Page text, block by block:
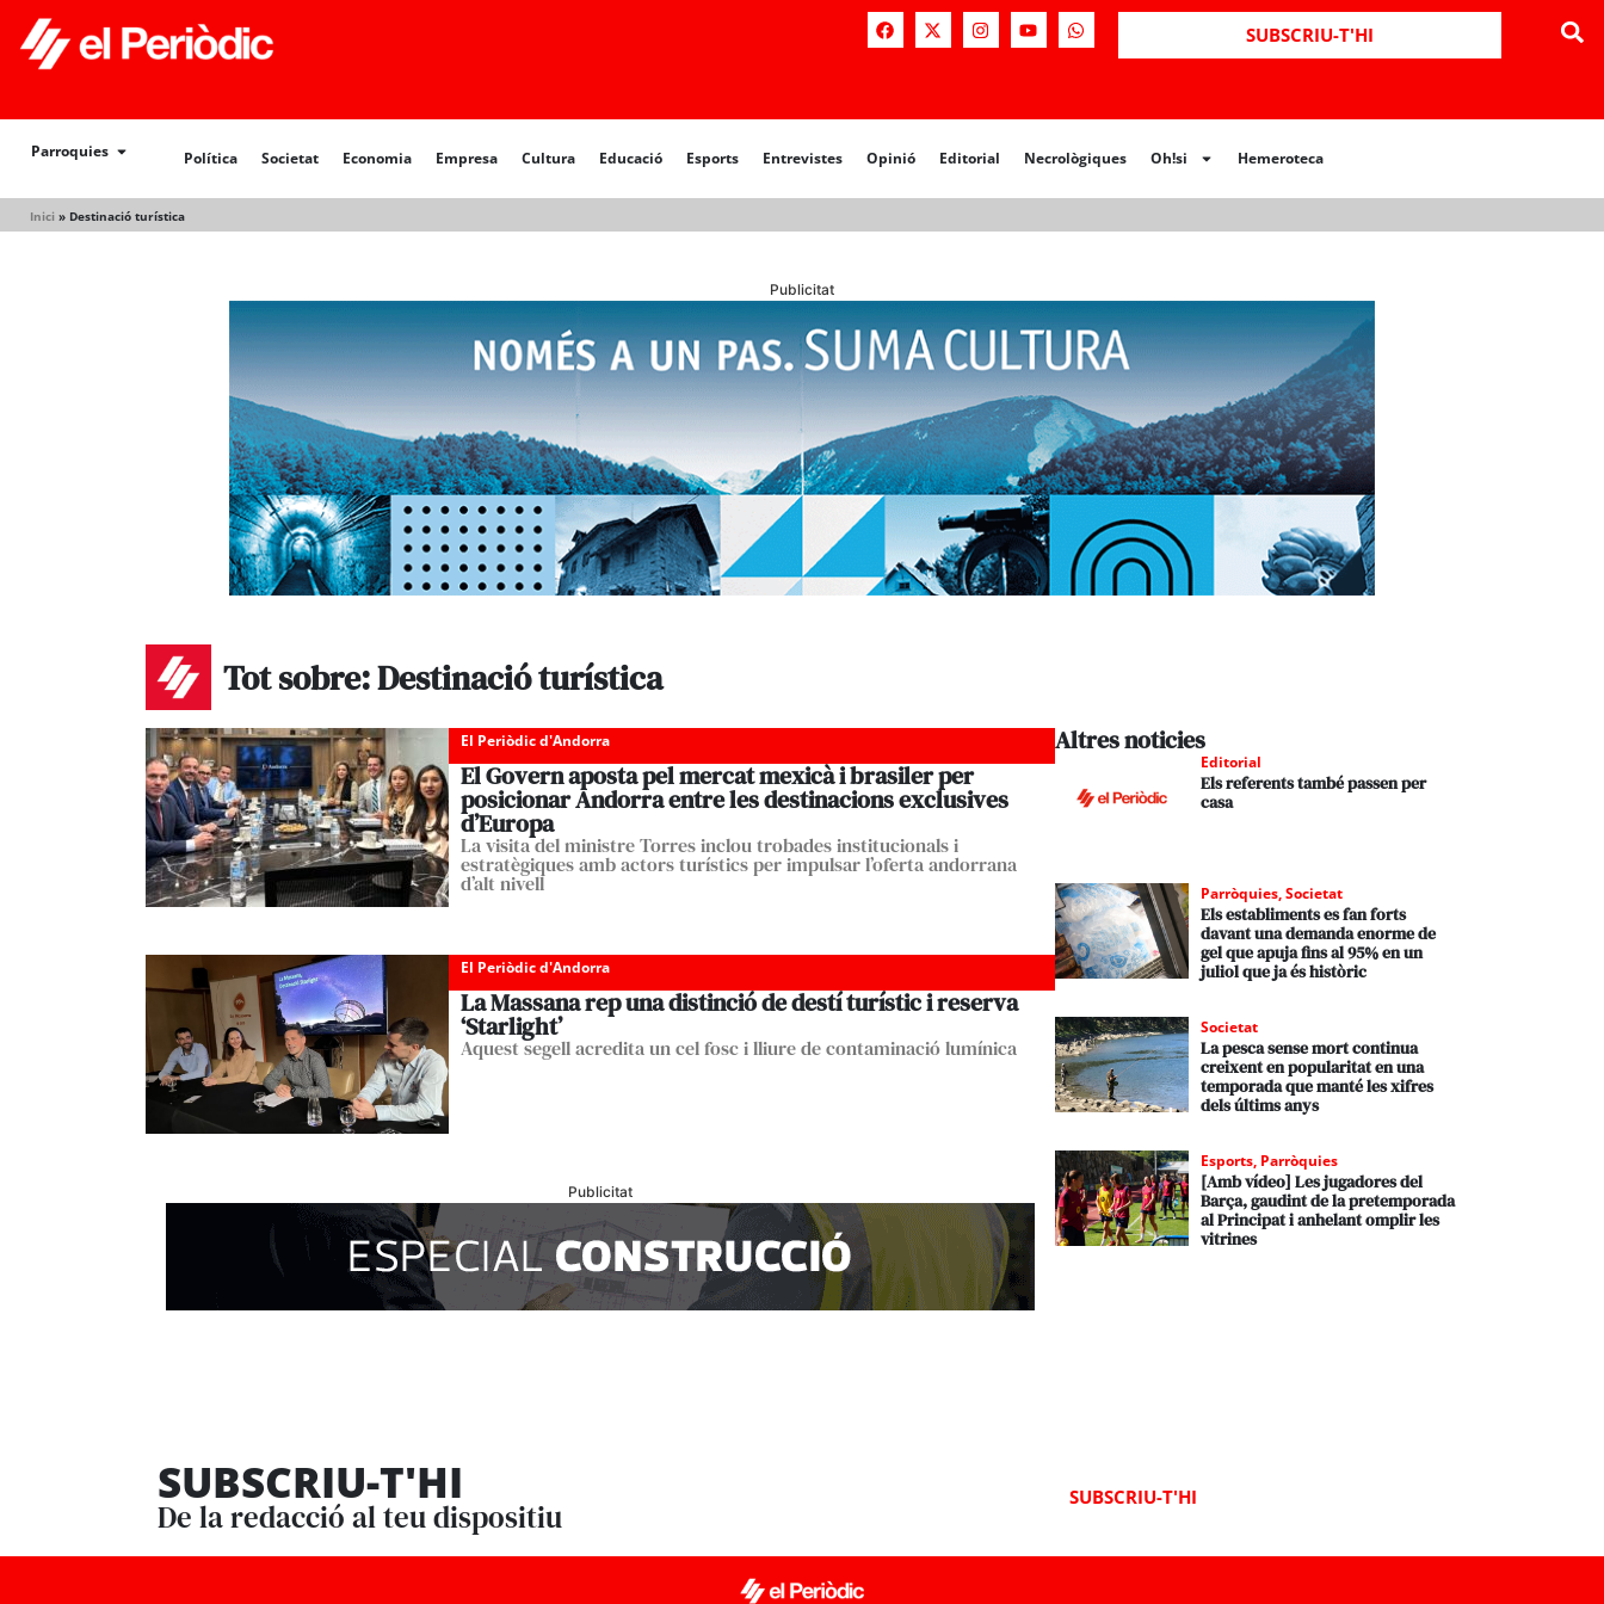
SUBSCRIU-T'HI
Parroquies Política Societat Economia Empresa Cultura Educació Esports Entrevistes Opinió Editorial Necrològiques Oh!si Hemeroteca
Inici » Destinació turística
Política Societat Opinió Editorial Necrològiques Hemeroteca
Publicitat
Tot sobre: Destinació turística
El Periòdic d'Andorra
El Govern aposta pel mercat mexicà i brasiler per
posicionar Andorra entre les destinacions exclusives
d’Europa
La visita del ministre Torres inclou trobades institucionals i
estratègiques amb actors turístics per impulsar l’oferta andorrana
d’alt nivell
El Periòdic d'Andorra
La Massana rep una distinció de destí turístic i reserva
‘Starlight’
Aquest segell acredita un cel fosc i lliure de contaminació lumínica
Publicitat
Altres noticies
Editorial
Els referents també passen per
casa
Parròquies,Societat
Els establiments es fan forts
davant una demanda enorme de
gel que apuja fins al 95% en un
juliol que ja és històric
Societat
La pesca sense mort continua
creixent en popularitat en una
temporada que manté les xifres
dels últims anys
Esports, Parròquies
[Amb vídeo] Les jugadores del
Barça, gaudint de la pretemporada
al Principat i anhelant omplir les
vitrines
SUBSCRIU-T'HI
De la redacció al teu dispositiu
SUBSCRIU-T'HI